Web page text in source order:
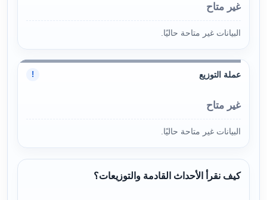
غير متاح
البيانات غير متاحة حاليًا.
عملة التوزيع !
غير متاح
البيانات غير متاحة حاليًا.
كيف نقرأ الأحداث القادمة والتوزيعات؟